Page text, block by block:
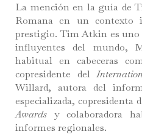
La mención en la guía de
Romana en un contexto
prestigio. Tim Atkin es uno
influyentes del mundo,
habitual en cabeceras
copresidente del
Willard, autora del
especializada, copresidenta
Awards y colaboradora
informes regionales.